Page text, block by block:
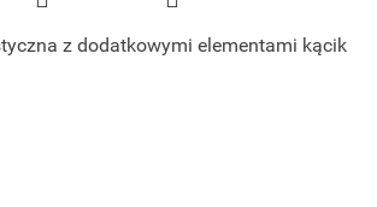
z dodatkowymi elementami kącik